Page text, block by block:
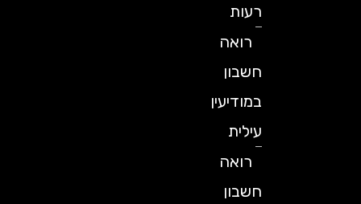
רעות
רואה
חשבון
במודיעין
עילית
רואה
חשבון